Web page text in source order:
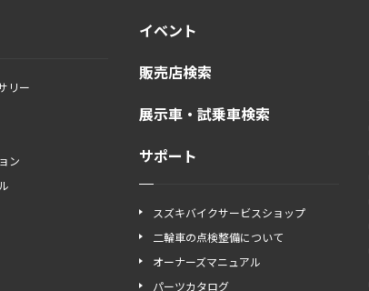
リー
ン
イベント
販売店検索
展示車・試乗車検索
サポート
スズキバイクサービスショップ
二輪車の点検整備について
オーナーズマニュアル
パーツカタログ